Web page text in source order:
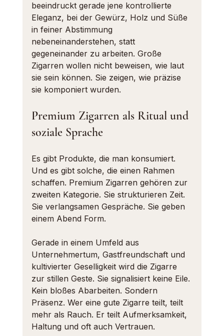
beeindruckt gerade jene kontrollierte
Eleganz, bei der Gewürz, Holz und Süße
in feiner Abstimmung
nebeneinanderstehen, statt
gegeneinander zu arbeiten. Große
Zigarren wollen nicht beweisen, wie laut
sie sein können. Sie zeigen, wie präzise
sie komponiert wurden.
Premium Zigarren als Ritual und
soziale Sprache
Es gibt Produkte, die man konsumiert.
Und es gibt solche, die einen Rahmen
schaffen. Premium Zigarren gehören zur
zweiten Kategorie. Sie strukturieren Zeit.
Sie verlangsamen Gespräche. Sie geben
einem Abend Form.
Gerade in einem Umfeld aus
Unternehmertum, Gastfreundschaft und
kultivierter Geselligkeit wird die Zigarre
zur stillen Geste. Sie signalisiert keine Eile.
Kein bloßes Abarbeiten. Sondern
Präsenz. Wer eine gute Zigarre teilt, teilt
mehr als Rauch. Er teilt Aufmerksamkeit,
Haltung und oft auch Vertrauen.